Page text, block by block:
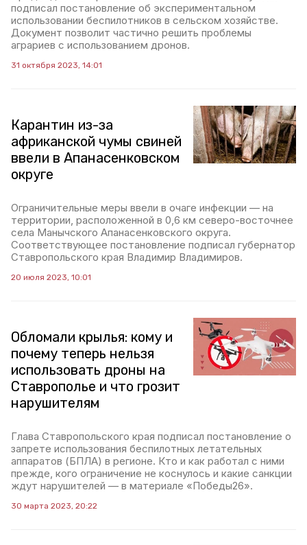
подписал постановление об экспериментальном
использовании беспилотников в сельском хозяйстве.
Документ позволит частично решить проблемы
аграриев с использованием дронов.
31 октября 2023, 14:01
Карантин из-за
африканской чумы свиней
ввели в Апанасенковском
округе
Ограничительные меры ввели в очаге инфекции — на
территории, расположенной в 0,6 км северо-восточнее
села Манычского Апанасенковского округа.
Соответствующее постановление подписал губернатор
Ставропольского края Владимир Владимиров.
20 июля 2023, 10:01
Обломали крылья: кому и
почему теперь нельзя
использовать дроны на
Ставрополье и что грозит
нарушителям
Глава Ставропольского края подписал постановление о
запрете использования беспилотных летательных
аппаратов (БПЛА) в регионе. Кто и как работал с ними
прежде, кого ограничение не коснулось и какие санкции
ждут нарушителей — в материале «Победы26».
30 марта 2023, 20:22